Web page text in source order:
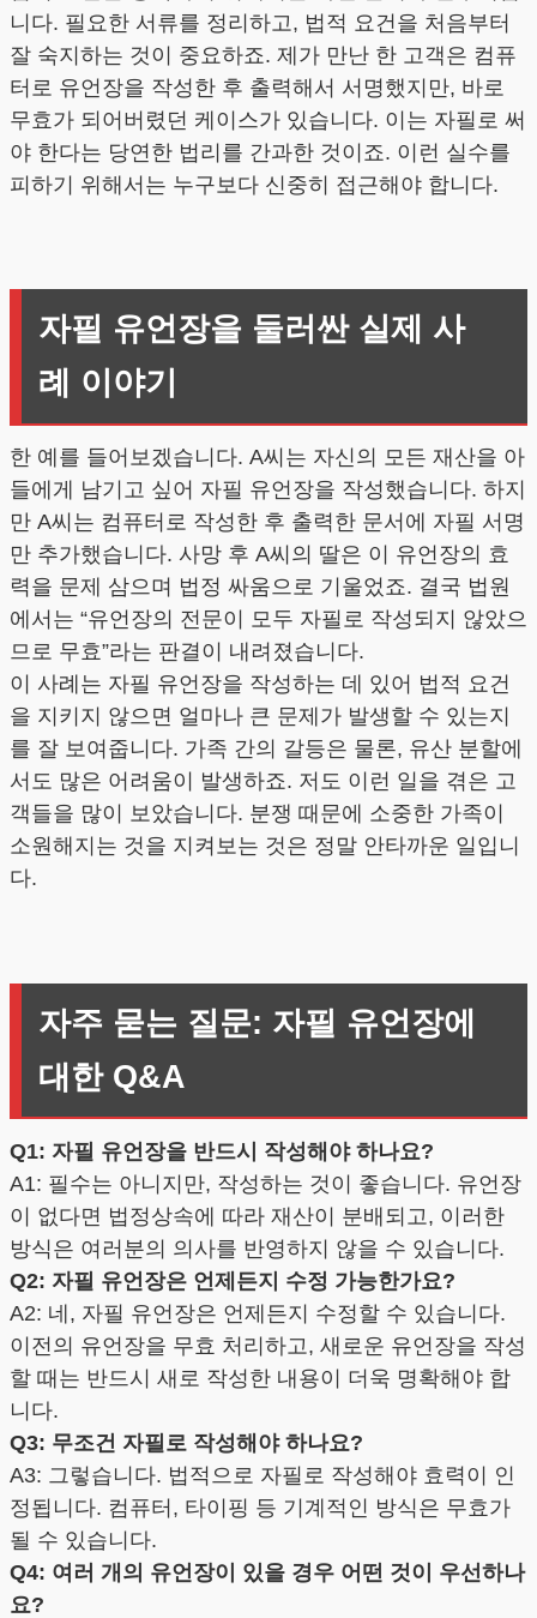
니다. 필요한 서류를 정리하고, 법적 요건을 처음부터
잘 숙지하는 것이 중요하죠. 제가 만난 한 고객은 컴퓨
터로 유언장을 작성한 후 출력해서 서명했지만, 바로
무효가 되어버렸던 케이스가 있습니다. 이는 자필로 써
야 한다는 당연한 법리를 간과한 것이죠. 이런 실수를
피하기 위해서는 누구보다 신중히 접근해야 합니다.
자필 유언장을 둘러싼 실제 사
례 이야기
한 예를 들어보겠습니다. A씨는 자신의 모든 재산을 아
들에게 남기고 싶어 자필 유언장을 작성했습니다. 하지
만 A씨는 컴퓨터로 작성한 후 출력한 문서에 자필 서명
만 추가했습니다. 사망 후 A씨의 딸은 이 유언장의 효
력을 문제 삼으며 법정 싸움으로 기울었죠. 결국 법원
에서는 “유언장의 전문이 모두 자필로 작성되지 않았으
므로 무효”라는 판결이 내려졌습니다.
이 사례는 자필 유언장을 작성하는 데 있어 법적 요건
을 지키지 않으면 얼마나 큰 문제가 발생할 수 있는지
를 잘 보여줍니다. 가족 간의 갈등은 물론, 유산 분할에
서도 많은 어려움이 발생하죠. 저도 이런 일을 겪은 고
객들을 많이 보았습니다. 분쟁 때문에 소중한 가족이
소원해지는 것을 지켜보는 것은 정말 안타까운 일입니
다.
자주 묻는 질문: 자필 유언장에
대한 Q&A
Q1: 자필 유언장을 반드시 작성해야 하나요?
A1: 필수는 아니지만, 작성하는 것이 좋습니다. 유언장
이 없다면 법정상속에 따라 재산이 분배되고, 이러한
방식은 여러분의 의사를 반영하지 않을 수 있습니다.
Q2: 자필 유언장은 언제든지 수정 가능한가요?
A2: 네, 자필 유언장은 언제든지 수정할 수 있습니다.
이전의 유언장을 무효 처리하고, 새로운 유언장을 작성
할 때는 반드시 새로 작성한 내용이 더욱 명확해야 합
니다.
Q3: 무조건 자필로 작성해야 하나요?
A3: 그렇습니다. 법적으로 자필로 작성해야 효력이 인
정됩니다. 컴퓨터, 타이핑 등 기계적인 방식은 무효가
될 수 있습니다.
Q4: 여러 개의 유언장이 있을 경우 어떤 것이 우선하나
요?